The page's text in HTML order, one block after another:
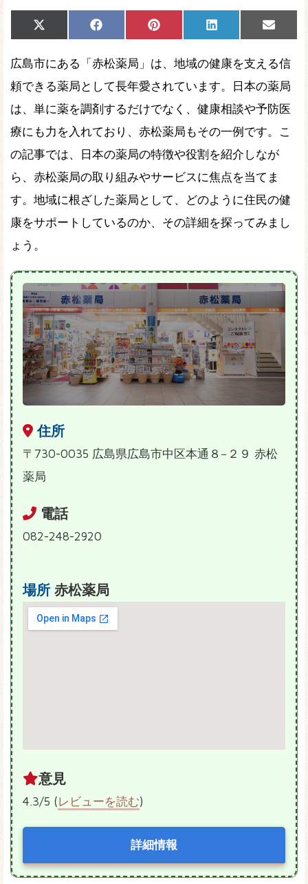
Share
on
X
(Twitter)
Share
on
Facebook Share
on
Pinterest Share
on
LinkedIn
Share
on
Email
広島市にある「赤松薬局」は、地域の健康を支える信
頼できる薬局として長年愛されています。日本の薬局
は、単に薬を調剤するだけでなく、健康相談や予防医
療にも力を入れており、赤松薬局もその一例です。こ
の記事では、日本の薬局の特徴や役割を紹介しなが
ら、赤松薬局の取り組みやサービスに焦点を当てま
す。地域に根ざした薬局として、どのように住民の健
康をサポートしているのか、その詳細を探ってみまし
ょう。
住所
〒730-0035 広島県広島市中区本通８−２９ 赤松
薬局
電話
082-248-2920
場所 赤松薬局
意見
4.3/5 (レビューを読む)
詳細情報